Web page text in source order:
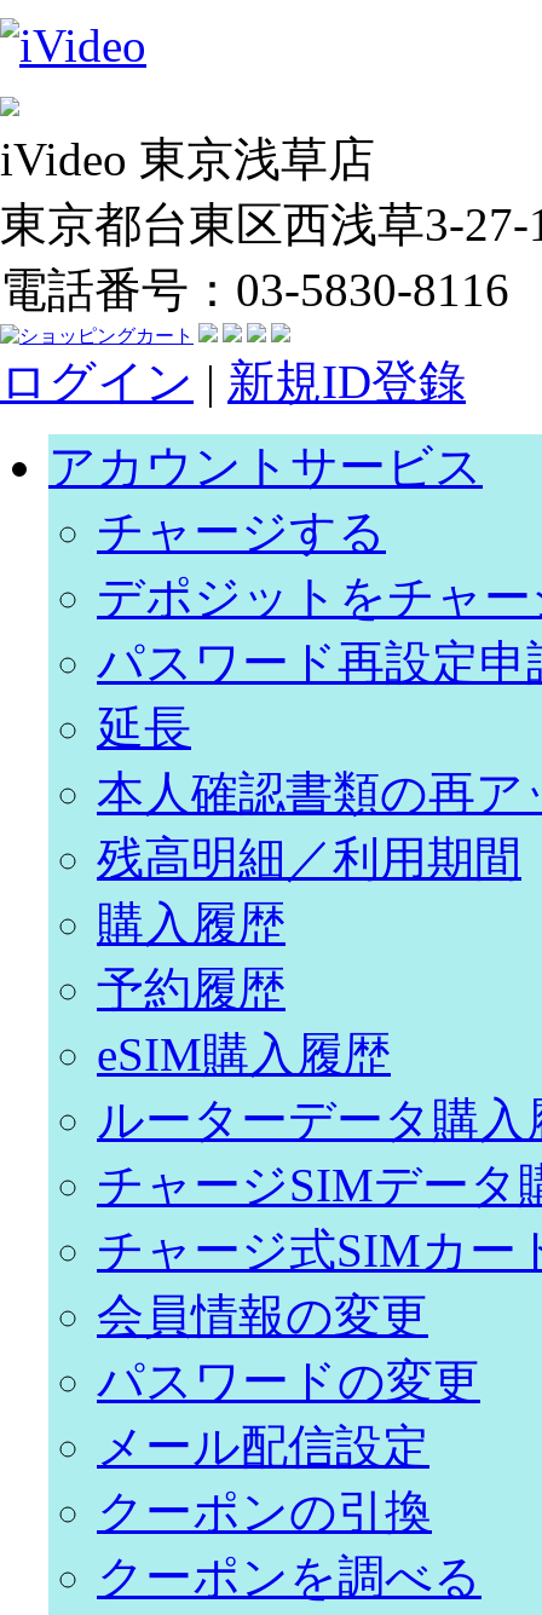
iVideo 東京浅草店
東京都台東区西浅草3-27-
電話番号：03-5830-8116
ログイン | 新規ID登錄
アカウントサービス
チャージする
デポジットをチャ
パスワード再設定申
延長
本人確認書類の再ア
残高明細／利用期間
購入履歴
予約履歴
eSIM購入履歴
ルーターデータ購入
チャージSIMデータ
チャージ式SIMカー
会員情報の変更
パスワードの変更
メール配信設定
クーポンの引換
クーポンを調べる